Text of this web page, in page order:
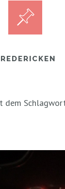
Schlagwort